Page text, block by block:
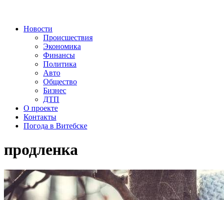
Новости
Происшествия
Экономика
Финансы
Политика
Авто
Общество
Бизнес
ДТП
О проекте
Контакты
Погода в Витебске
продленка